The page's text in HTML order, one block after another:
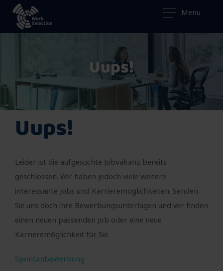
Menu
Uups!
Uups!
Leider ist die aufgesuchte Jobvakanz bereits
geschlossen. Wir haben jedoch viele weitere
interessante Jobs und Karrieremöglichkeiten. Senden
Sie uns doch ihre Bewerbungsunterlagen und wir finden
einen neuen passenden Job oder eine neue
Karrieremöglichkeit für Sie.
Spontanbewerbung